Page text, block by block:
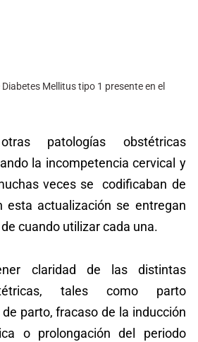
Mellitus tipo 1 presente en el
patologías obstétricas
la incompetencia cervical y
veces se codificaban de
esta actualización se entregan
cuando utilizar cada una.
claridad de las distintas
tales como parto
parto, fracaso de la inducción
o prolongación del periodo